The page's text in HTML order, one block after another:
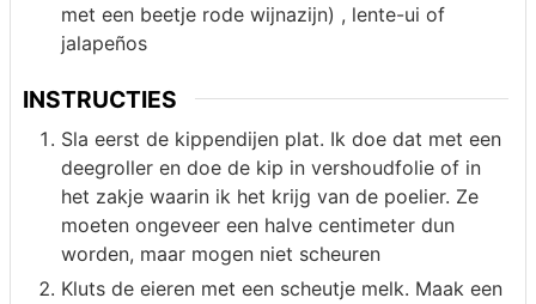
met een beetje rode wijnazijn) , lente-ui of
jalapeños
INSTRUCTIES
Sla eerst de kippendijen plat. Ik doe dat met een
deegroller en doe de kip in vershoudfolie of in
het zakje waarin ik het krijg van de poelier. Ze
moeten ongeveer een halve centimeter dun
worden, maar mogen niet scheuren
Kluts de eieren met een scheutje melk. Maak een